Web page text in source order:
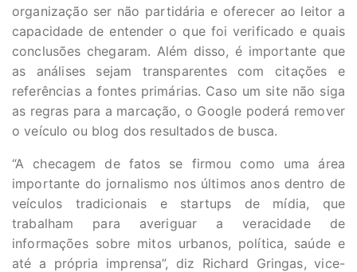
organização ser não partidária e oferecer ao leitor a
capacidade de entender o que foi verificado e quais
conclusões chegaram. Além disso, é importante que
as análises sejam transparentes com citações e
referências a fontes primárias. Caso um site não siga
as regras para a marcação, o Google poderá remover
o veículo ou blog dos resultados de busca.
“A checagem de fatos se firmou como uma área
importante do jornalismo nos últimos anos dentro de
veículos tradicionais e startups de mídia, que
trabalham para averiguar a veracidade de
informações sobre mitos urbanos, política, saúde e
até a própria imprensa”, diz Richard Gringas, vice-